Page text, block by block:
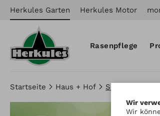
Herkules Garten Herkules Motor
Rasenpflege
Startseite Haus + Hof Schneefräsen
Wir
Wir